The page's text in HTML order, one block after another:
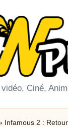
Ciné,
Infamous 2 :